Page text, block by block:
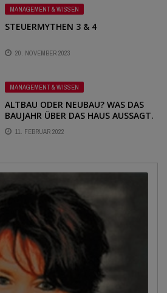
MANAGEMENT & WISSEN
STEUERMYTHEN 3 & 4
20. NOVEMBER 2023
MANAGEMENT & WISSEN
ALTBAU ODER NEUBAU? WAS DAS
BAUJAHR ÜBER DAS HAUS AUSSAGT.
– SERIE: WELCHE
VORÜBERLEGUNGEN SOLLTE MAN
11. FEBRUAR 2022